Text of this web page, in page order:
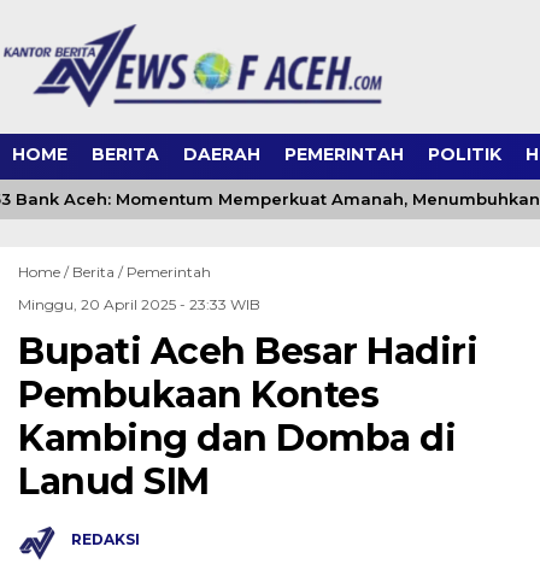
HOME BERITA DAERAH PEMERINTAH POLITIK
Bank Aceh: Momentum Memperkuat Amanah,
Home / Berita / Pemerintah
Minggu, 20 April 2025 - 23:33 WIB
Bupati Aceh Besar Hadiri
Pembukaan Kontes
Kambing dan Domba di
Lanud SIM
REDAKSI